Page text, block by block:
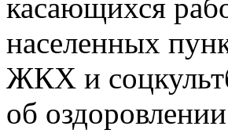
касающихся
населенных
ЖКХ и
об